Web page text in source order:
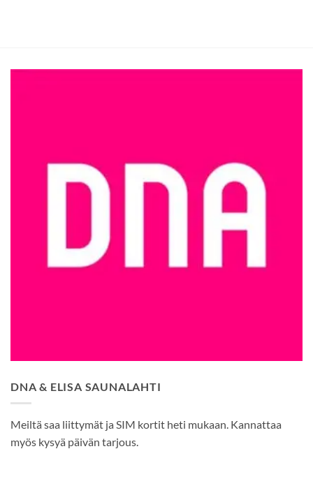
DNA & ELISA SAUNALAHTI
Meiltä saa liittymät ja SIM kortit heti mukaan. Kannattaa
myös kysyä päivän tarjous.